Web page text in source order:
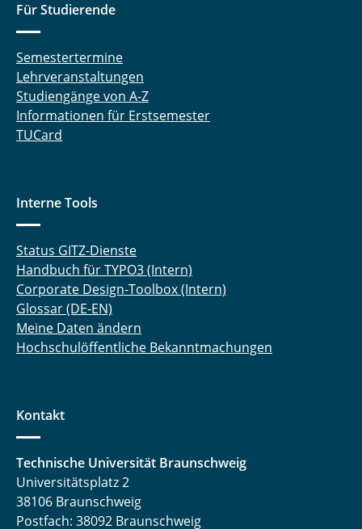
Für Studierende
Semestertermine
Lehrveranstaltungen
Studiengänge von A-Z
Informationen für Erstsemester
TUCard
Interne Tools
Status GITZ-Dienste
Handbuch für TYPO3 (Intern)
Corporate Design-Toolbox (Intern)
Glossar (DE-EN)
Meine Daten ändern
Hochschulöffentliche Bekanntmachungen
Kontakt
Technische Universität Braunschweig
Universitätsplatz 2
38106 Braunschweig
Postfach: 38092 Braunschweig